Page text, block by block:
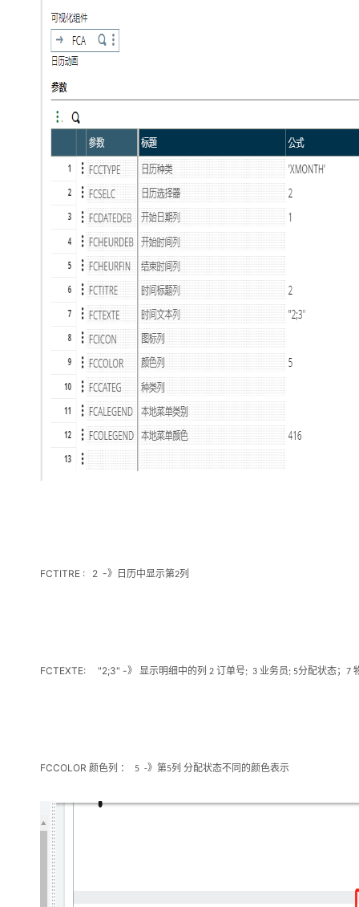
FCTITRE : 2 -》日历中显示第2列
FCTEXTE: "2;3" -》 显示明细中的列 2 订单号; 3 业务员; 5分配状态； 7
FCCOLOR 颜色列 ： 5 -》第5列 分配状态不同的颜色表示